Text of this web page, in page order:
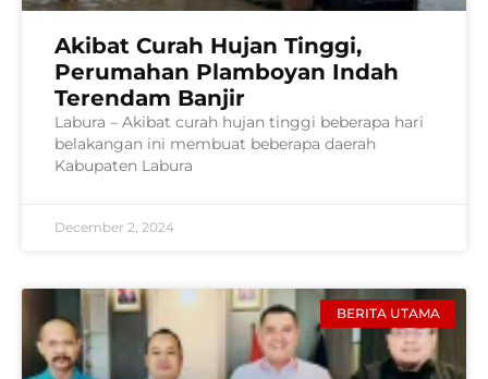
Akibat Curah Hujan Tinggi,
Perumahan Plamboyan Indah
Terendam Banjir
Labura – Akibat curah hujan tinggi beberapa hari
belakangan ini membuat beberapa daerah
Kabupaten Labura
December 2, 2024
BERITA UTAMA